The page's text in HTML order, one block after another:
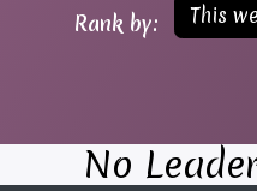
Rank by: This
No